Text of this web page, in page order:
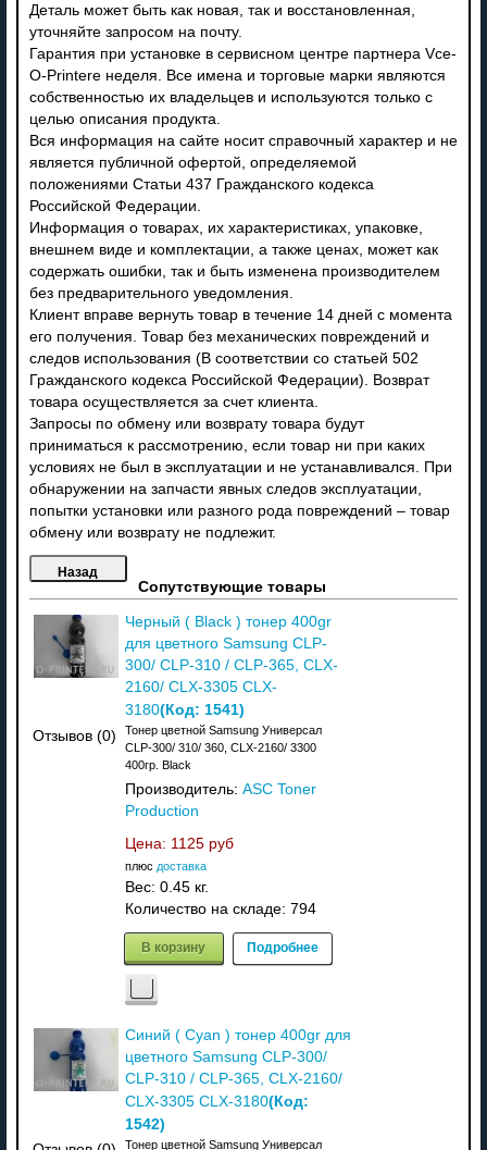
Деталь может быть как новая, так и восстановленная,
уточняйте запросом на почту.
Гарантия при установке в сервисном центре партнера Vce-
O-Printere неделя. Все имена и торговые марки являются
собственностью их владельцев и используются только с
целью описания продукта.
Вся информация на сайте носит справочный характер и не
является публичной офертой, определяемой
положениями Статьи 437 Гражданского кодекса
Российской Федерации.
Информация о товарах, их характеристиках, упаковке,
внешнем виде и комплектации, а также ценах, может как
содержать ошибки, так и быть изменена производителем
без предварительного уведомления.
Клиент вправе вернуть товар в течение 14 дней с момента
его получения. Товар без механических повреждений и
следов использования (В соответствии со статьей 502
Гражданского кодекса Российской Федерации). Возврат
товара осуществляется за счет клиента.
Запросы по обмену или возврату товара будут
приниматься к рассмотрению, если товар ни при каких
условиях не был в эксплуатации и не устанавливался. При
обнаружении на запчасти явных следов эксплуатации,
попытки установки или разного рода повреждений – товар
обмену или возврату не подлежит.
Сопутствующие товары
Отзывов (0)
Черный ( Black ) тонер 400gr
для цветного Samsung CLP-
300/ CLP-310 / CLP-365, CLX-
2160/ CLX-3305 CLX-
3180(Код: 1541)
Тонер цветной Samsung Универсал
CLP-300/ 310/ 360, CLX-2160/ 3300
400гр. Black
Производитель: ASC Toner
Production
Цена: 1125 руб
плюс доставка
Вес: 0.45 кг.
Количество на складе: 794
В корзину Подробнее
Синий ( Cyan ) тонер 400gr для
цветного Samsung CLP-300/
CLP-310 / CLP-365, CLX-2160/
CLX-3305 CLX-3180(Код:
1542)
Тонер цветной Samsung Универсал